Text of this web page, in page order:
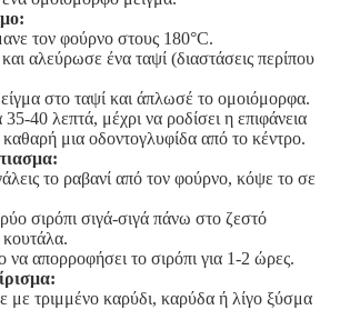
τον φούρνο στους 180°C.
αλεύρωσε ένα ταψί (διαστάσεις περίπου
στο ταψί και άπλωσέ το ομοιόμορφα.
40 λεπτά, μέχρι να ροδίσει η επιφάνεια
καθαρή μια οδοντογλυφίδα από το κέντρο.
το ραβανί από τον φούρνο, κόψε το σε
σιρόπι σιγά-σιγά πάνω στο ζεστό
κουτάλα.
να απορροφήσει το σιρόπι για 1-2 ώρες.
με τριμμένο καρύδι, καρύδα ή λίγο ξύσμα